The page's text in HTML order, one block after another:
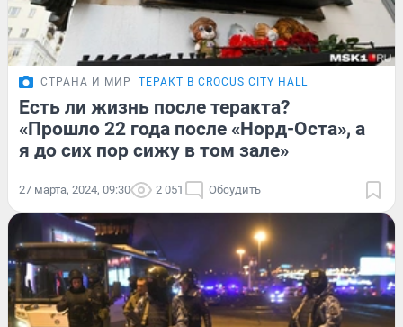
СТРАНА И МИР ТЕРАКТ В CROCUS CITY HALL
Есть ли жизнь после теракта?
«Прошло 22 года после «Норд-Оста», а
я до сих пор сижу в том зале»
27 марта, 2024, 09:30 2 051 Обсудить